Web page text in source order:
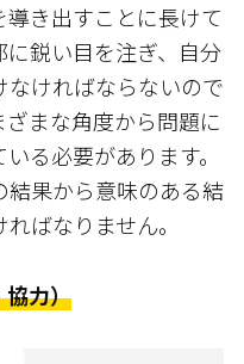
き出すことに長けて
鋭い目を注ぎ、自分
ければならないので
まな角度から問題に
る必要があります。
果から意味のある結
ばなりません。
協力）